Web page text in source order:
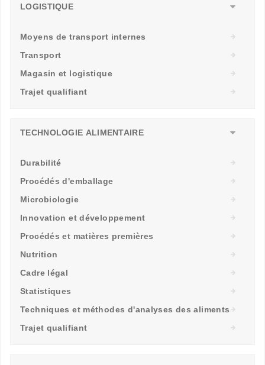
LOGISTIQUE
Moyens de transport internes
Transport
Magasin et logistique
Trajet qualifiant
TECHNOLOGIE ALIMENTAIRE
Durabilité
Procédés d'emballage
Microbiologie
Innovation et développement
Procédés et matières premières
Nutrition
Cadre légal
Statistiques
Techniques et méthodes d'analyses des aliments
Trajet qualifiant